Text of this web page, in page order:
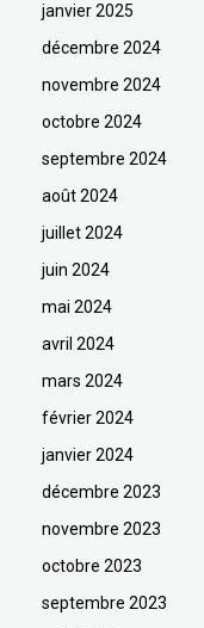
janvier 2025
décembre 2024
novembre 2024
octobre 2024
septembre 2024
août 2024
juillet 2024
juin 2024
mai 2024
avril 2024
mars 2024
février 2024
janvier 2024
décembre 2023
novembre 2023
octobre 2023
septembre 2023